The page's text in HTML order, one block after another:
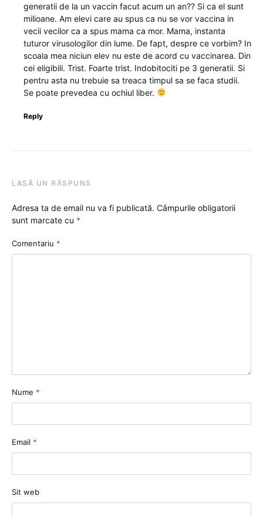
generatii de la un vaccin facut acum un an?? Si ca el sunt
milioane. Am elevi care au spus ca nu se vor vaccina in
vecii vecilor ca a spus mama ca mor. Mama, instanta
tuturor virusologilor din lume. De fapt, despre ce vorbim? In
scoala mea niciun elev nu este de acord cu vaccinarea. Din
cei eligibili. Trist. Foarte trist. Indobitociti pe 3 generatii. Si
pentru asta nu trebuie sa treaca timpul sa se faca studii.
Se poate prevedea cu ochiul liber.
Reply
LASĂ UN RĂSPUNS
Adresa ta de email nu va fi publicată. Câmpurile obligatorii
sunt marcate cu *
Comentariu *
Nume *
Email *
Sit web